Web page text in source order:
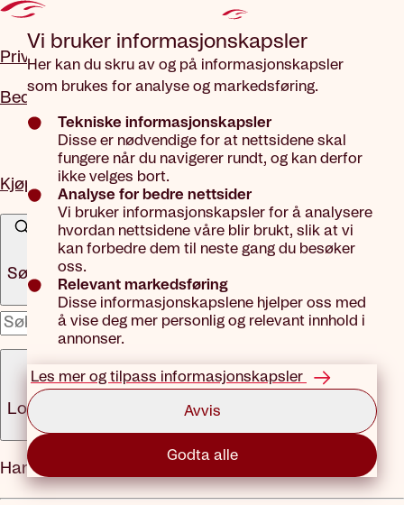
Vi bruker informasjons­kapsler
Her kan du skru av og på informasjonskapsler
som brukes for analyse og markedsføring.
Tekniske informasjonskapsler
Disse er nødvendige for at nettsidene skal
fungere når du navigerer rundt, og kan derfor
ikke velges bort.
Analyse for bedre nettsider
Vi bruker informasjonskapsler for å analysere
hvordan nettsidene våre blir brukt, slik at vi
kan forbedre dem til neste gang du besøker
oss.
Relevant markedsføring
Disse informasjonskapslene hjelper oss med
å vise deg mer personlig og relevant innhold i
annonser.
Les mer og tilpass informasjonskapsler
Avvis
Godta alle
Privat
Bedrift
Kjøp forsikring
Søk
x
Logg inn
Meny
Handlekurv